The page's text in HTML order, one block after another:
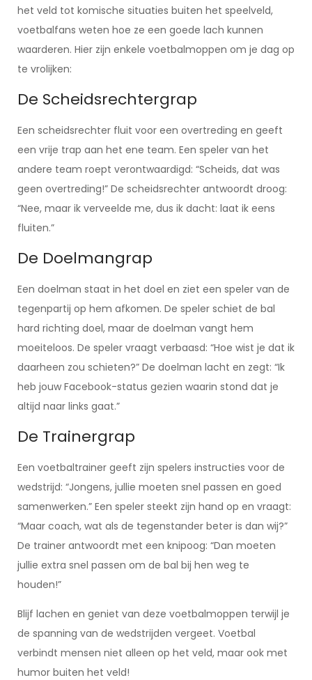
het veld tot komische situaties buiten het speelveld,
voetbalfans weten hoe ze een goede lach kunnen
waarderen. Hier zijn enkele voetbalmoppen om je dag op
te vrolijken:
De Scheidsrechtergrap
Een scheidsrechter fluit voor een overtreding en geeft
een vrije trap aan het ene team. Een speler van het
andere team roept verontwaardigd: “Scheids, dat was
geen overtreding!” De scheidsrechter antwoordt droog:
“Nee, maar ik verveelde me, dus ik dacht: laat ik eens
fluiten.”
De Doelmangrap
Een doelman staat in het doel en ziet een speler van de
tegenpartij op hem afkomen. De speler schiet de bal
hard richting doel, maar de doelman vangt hem
moeiteloos. De speler vraagt verbaasd: “Hoe wist je dat ik
daarheen zou schieten?” De doelman lacht en zegt: “Ik
heb jouw Facebook-status gezien waarin stond dat je
altijd naar links gaat.”
De Trainergrap
Een voetbaltrainer geeft zijn spelers instructies voor de
wedstrijd: “Jongens, jullie moeten snel passen en goed
samenwerken.” Een speler steekt zijn hand op en vraagt:
“Maar coach, wat als de tegenstander beter is dan wij?”
De trainer antwoordt met een knipoog: “Dan moeten
jullie extra snel passen om de bal bij hen weg te
houden!”
Blijf lachen en geniet van deze voetbalmoppen terwijl je
de spanning van de wedstrijden vergeet. Voetbal
verbindt mensen niet alleen op het veld, maar ook met
humor buiten het veld!